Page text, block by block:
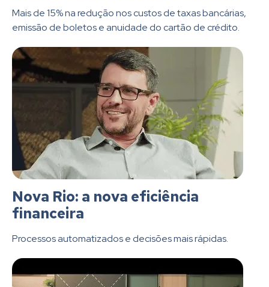
Mais de 15% na redução nos custos de taxas bancárias,
emissão de boletos e anuidade do cartão de crédito.
Nova Rio: a nova eficiência
financeira
Processos automatizados e decisões mais rápidas.